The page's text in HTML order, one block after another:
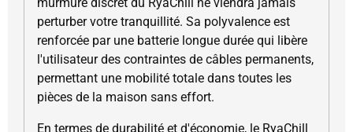
perturber votre tranquillité. Sa polyvalence est
renforcée par une batterie longue durée qui libère
l'utilisateur des contraintes de câbles permanents,
permettant une mobilité totale dans toutes les
pièces de la maison sans effort.
En termes de durabilité et d'économie, le RyaChill